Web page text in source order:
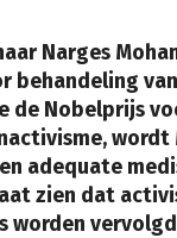
Narges
behandeling
de Nobelprijs
adequate
zien dat
worden